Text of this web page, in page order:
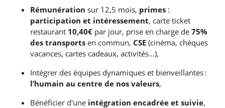
Rémunération sur 12,5 mois, primes :
participation et intéressement, carte ticket
restaurant 10,40€ par jour, prise en charge de 75%
des transports en commun, CSE (cinéma, chèques
vacances, cartes cadeaux, activités…),
Intégrer des équipes dynamiques et bienveillantes :
l’humain au centre de nos valeurs,
Bénéficier d'une intégration encadrée et suivie,